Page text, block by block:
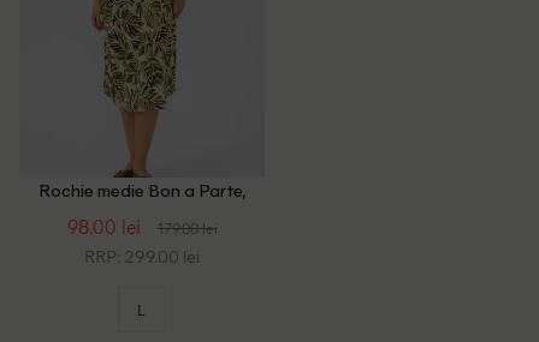
Rochie medie Bon a Parte,
98.00 lei 179.00 lei
RRP: 299.00 lei
L